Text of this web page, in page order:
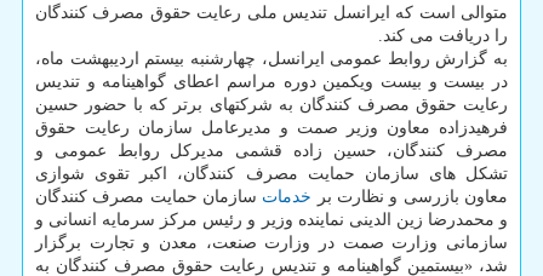
متوالی است که ایرانسل تندیس ملی رعایت حقوق مصرف کنندگان
را دریافت می کند.
به گزارش روابط عمومی ایرانسل، چهارشنبه بیستم اردیبهشت ماه،
در بیست و بیست ویکمین دوره مراسم اعطای گواهینامه و تندیس
رعایت حقوق مصرف کنندگان به شرکتهای برتر که با حضور حسین
فرهیدزاده معاون وزیر صمت و مدیرعامل سازمان رعایت حقوق
مصرف کنندگان، حسین زاده قشمی مدیرکل روابط عمومی و
تشکل های سازمان حمایت مصرف کنندگان، اکبر تقوی شوازی
معاون بازرسی و نظارت بر خدمات سازمان حمایت مصرف کنندگان
و محمدرضا زین الدینی نماینده وزیر و رئیس مرکز سرمایه انسانی و
سازمانی وزارت صمت در وزارت صنعت، معدن و تجارت برگزار
شد، «بیستمین گواهینامه و تندیس رعایت حقوق مصرف کنندگان به